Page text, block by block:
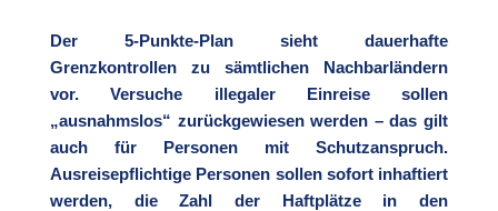
Der 5-Punkte-Plan sieht dauerhafte
Grenzkontrollen zu sämtlichen Nachbarländern
vor. Versuche illegaler Einreise sollen
„ausnahmslos“ zurückgewiesen werden – das gilt
auch für Personen mit Schutzanspruch.
Ausreisepflichtige Personen sollen sofort inhaftiert
werden, die Zahl der Haftplätze in den